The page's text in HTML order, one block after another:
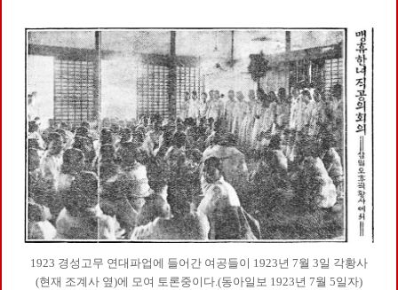
1923 경성고무 연대파업에 들어간 여공들이 1923년 7월 3일 각황사
(현재 조계사 옆)에 모여 토론중이다.(동아일보 1923년 7월 5일자)